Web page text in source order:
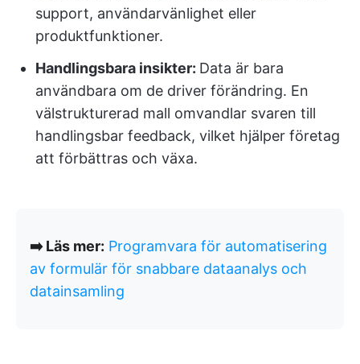
support, användarvänlighet eller
produktfunktioner.
Handlingsbara insikter: Data är bara
användbara om de driver förändring. En
välstrukturerad mall omvandlar svaren till
handlingsbar feedback, vilket hjälper företag
att förbättras och växa.
➡️ Läs mer: Programvara för automatisering
av formulär för snabbare dataanalys och
datainsamling